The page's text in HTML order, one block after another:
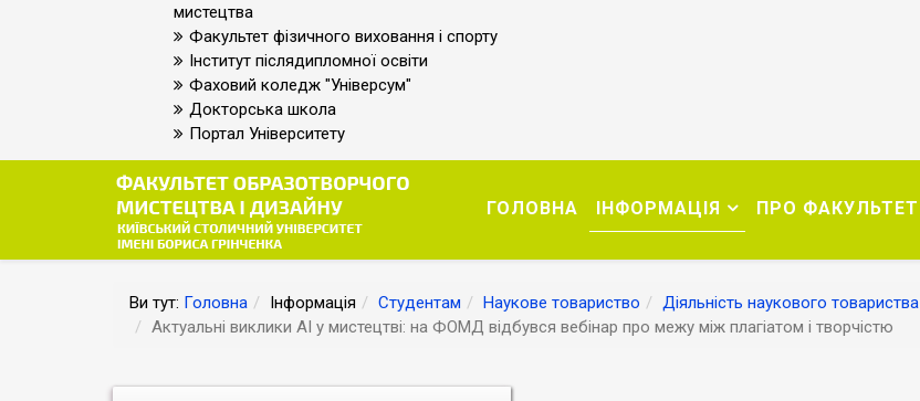
мистецтва
Факультет фізичного виховання і спорту
Інститут післядипломної освіти
Фаховий коледж "Універсум"
Докторська школа
Портал Університету
ГОЛОВНА ІНФОРМАЦІЯ ПРО ФАКУЛЬТЕТ
Ви тут: Головна Інформація Студентам Наукове товариство
Діяльність наукового товариства
Актуальні виклики AI у мистецтві: на ФОМД відбувся вебінар про межу між плагіатом і творчістю